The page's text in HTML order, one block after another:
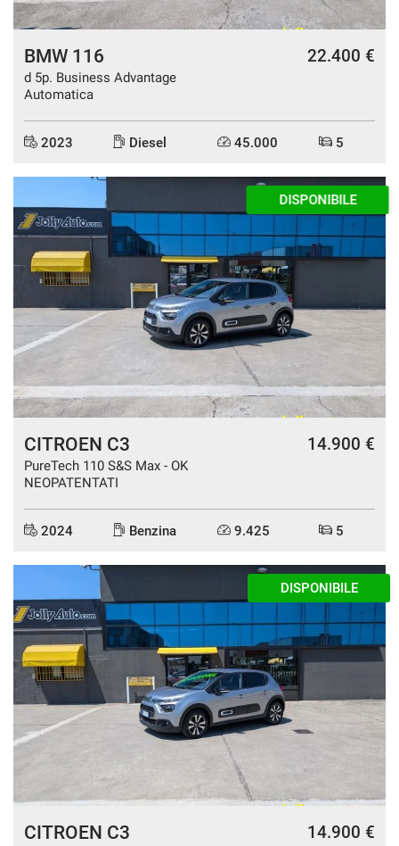
BMW 116
d 5p. Business Advantage
Automatica
22.400 €
2023 Diesel 45.000 5
DISPONIBILE
CITROEN C3
PureTech 110 S&S Max - OK
NEOPATENTATI
14.900 €
2024 Benzina 9.425 5
DISPONIBILE
CITROEN C3 14.900 €
si
rimanda
cookie
policy.
Puoi
e
modificare
scelte
in
qualsiasi
momento.
Cookie necessari
Cookie delle preferenze
Cookie per il miglioramento dell'esperienza utente
Cookie di marketing
Leggi
la
cookie
policy
impostazioni